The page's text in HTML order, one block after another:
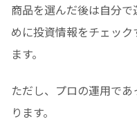
商品を選んだ後は自分
めに投資情報をチェッ
ます。
ただし、プロの運用で
ります。